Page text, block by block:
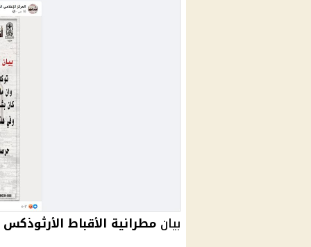
بيان مطرانية الأقباط الأرثوذكس